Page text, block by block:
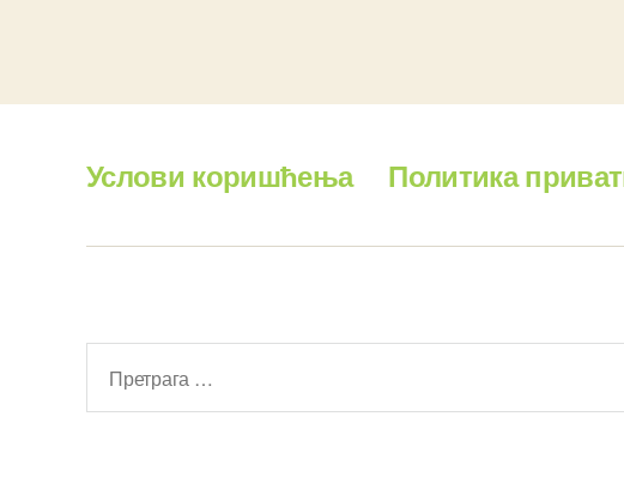
Услови коришћења Политика